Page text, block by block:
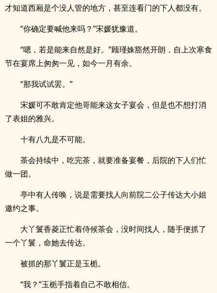
才知道西厢是个没人管的地方，甚至连看门的下人都没有。
“你确定要喊他来吗？”宋媛犹豫道。
“嗯，若是能来自然是好。”顾瑾姝豁然开朗，自上次寒食
节在宴席上匆匆一见，如今一月有余。
“那我试试罢。”
宋媛可不敢肯定他哥能来这女子宴会，但是也不想打消
了表姐的雅兴。
十有八九是不可能。
茶会持续中，吃完茶，就要准备宴餐，后院的下人们忙
做一团。
亭中有人传唤，说是需要找人向前院二公子传达大小姐
邀约之事。
大丫鬟香菱正忙着侍候茶会，没时间找人，随手便抓了
一个丫鬟，命她去传达。
被抓的那丫鬟正是玉栀。
“我？”玉栀手指着自己不敢相信。